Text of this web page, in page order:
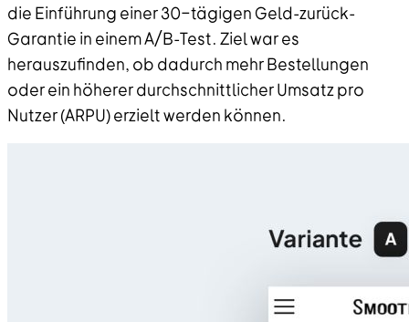
die Einführung einer 30-tägigen Geld-zurück-
Garantie in einem A/B-Test. Ziel war es
herauszufinden, ob dadurch mehr Bestellungen
oder ein höherer durchschnittlicher Umsatz pro
Nutzer (ARPU) erzielt werden können.